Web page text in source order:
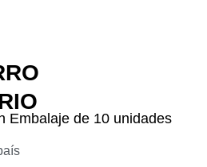
Embalaje de 10 unidades